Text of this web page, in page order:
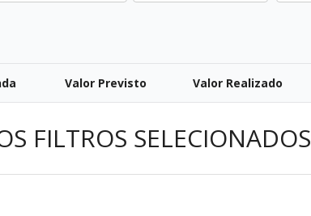
Valor Previsto Valor Realizado
FILTROS SELECIONADOS